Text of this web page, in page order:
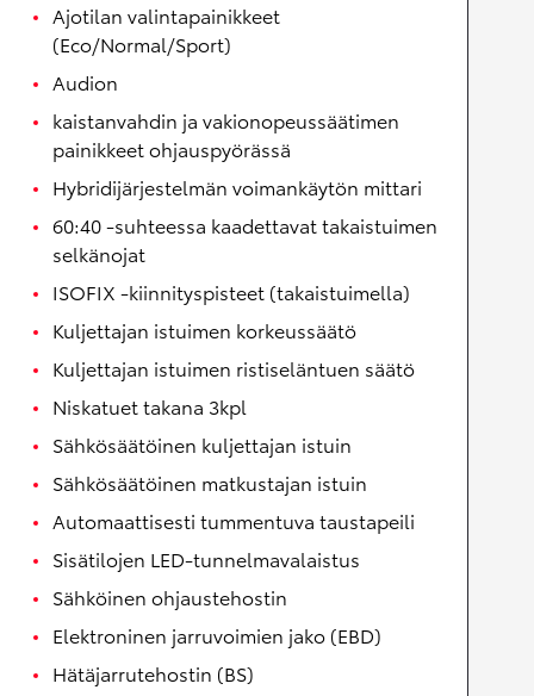
Ajotilan valintapainikkeet
(Eco/Normal/Sport)
Audion
kaistanvahdin ja vakionopeussäätimen
painikkeet ohjauspyörässä
Hybridijärjestelmän voimankäytön mittari
60:40 -suhteessa kaadettavat takaistuimen
selkänojat
ISOFIX -kiinnityspisteet (takaistuimella)
Kuljettajan istuimen korkeussäätö
Kuljettajan istuimen ristiseläntuen säätö
Niskatuet takana 3kpl
Sähkösäätöinen kuljettajan istuin
Sähkösäätöinen matkustajan istuin
Automaattisesti tummentuva taustapeili
Sisätilojen LED-tunnelmavalaistus
Sähköinen ohjaustehostin
Elektroninen jarruvoimien jako (EBD)
Hätäjarrutehostin (BS)